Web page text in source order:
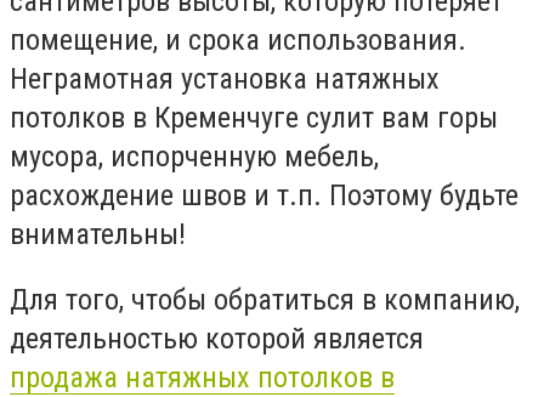
помещение, и срока использования.
Неграмотная установка натяжных
потолков в Кременчуге сулит вам горы
мусора, испорченную мебель,
расхождение швов и т.п. Поэтому будьте
внимательны!
Для того, чтобы обратиться в компанию,
деятельностью которой является
продажа натяжных потолков в